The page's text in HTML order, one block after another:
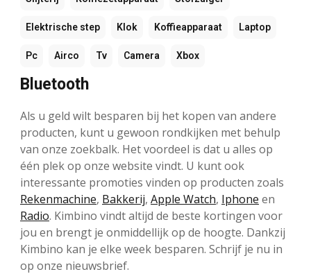
Elektrische step Klok Koffieapparaat Laptop
Pc Airco Tv Camera Xbox
Bluetooth
Als u geld wilt besparen bij het kopen van andere
producten, kunt u gewoon rondkijken met behulp
van onze zoekbalk. Het voordeel is dat u alles op
één plek op onze website vindt. U kunt ook
interessante promoties vinden op producten zoals
Rekenmachine, Bakkerij, Apple Watch, Iphone en
Radio. Kimbino vindt altijd de beste kortingen voor
jou en brengt je onmiddellijk op de hoogte. Dankzij
Kimbino kan je elke week besparen. Schrijf je nu in
op onze nieuwsbrief.